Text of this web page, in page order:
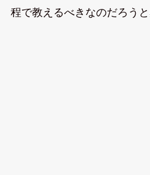
程で教えるべきなのだろうと